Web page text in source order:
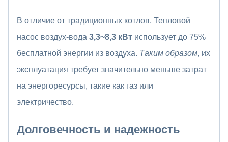
В отличие от традиционных котлов, Тепловой
насос воздух-вода 3,3~8,3 кВт использует до 75%
бесплатной энергии из воздуха. Таким образом, их
эксплуатация требует значительно меньше затрат
на энергоресурсы, такие как газ или
электричество.
Долговечность и надежность